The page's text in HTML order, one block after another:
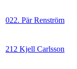
022. Pär Renström
212 Kjell Carlsson